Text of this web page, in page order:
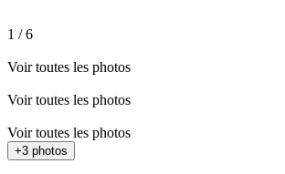
1 /6
Voir toutes les photos
Voir toutes les photos
Voir toutes les photos
+3 photos